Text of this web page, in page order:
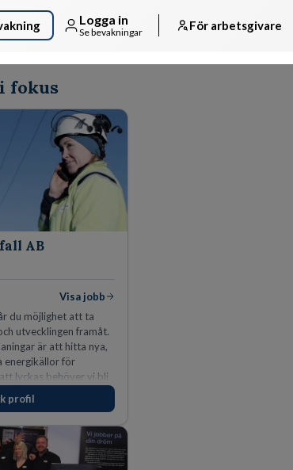
Logga in
Se bevakningar För arbetsgivare
fokus
AB
Visa jobb
du möjlighet att ta
utvecklingen framåt.
är att hitta nya,
energikällor för
lyckas behöver vi bli
göra skillnad.
profil